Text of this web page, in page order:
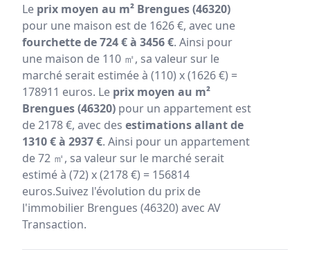
Le prix moyen au m² Brengues (46320)
pour une maison est de 1626 €, avec une
fourchette de 724 € à 3456 €. Ainsi pour
une maison de 110 ㎡, sa valeur sur le
marché serait estimée à (110) x (1626 €) =
178911 euros. Le prix moyen au m²
Brengues (46320) pour un appartement est
de 2178 €, avec des estimations allant de
1310 € à 2937 €. Ainsi pour un appartement
de 72 ㎡, sa valeur sur le marché serait
estimé à (72) x (2178 €) = 156814
euros.Suivez l'évolution du prix de
l'immobilier Brengues (46320) avec AV
Transaction.